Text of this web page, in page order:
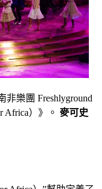
樂團 Freshlyground
Africa）》。 麥可史